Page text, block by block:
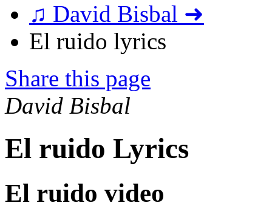
♫ David Bisbal ➜
El ruido lyrics
Share this page
David Bisbal
El ruido Lyrics
El ruido video